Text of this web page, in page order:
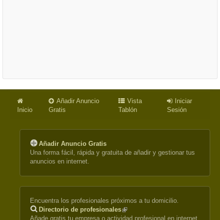
Inicio
Añadir Anuncio
Gratis
Vista
Tablón
Iniciar
Sesión
Añadir Anuncio Gratis
Una forma fácil, rápida y gratuita de añadir y gestionar tus
anuncios en internet.
Encuentra los profesionales próximos a tu domicilio.
Directorio de profesionales(link
is
Añade gratis tu empresa o actividad profesional en internet.